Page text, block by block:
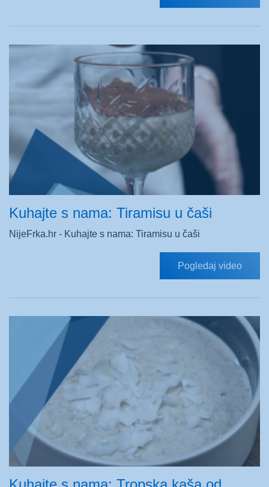
Kuhajte s nama: Tiramisu u čaši
NijeFrka.hr - Kuhajte s nama: Tiramisu u čaši
Pogledaj video